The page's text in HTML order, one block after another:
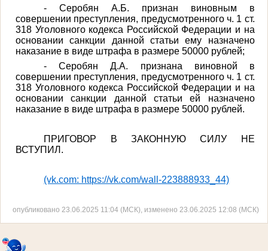
- Серобян А.Б. признан виновным в
совершении преступления, предусмотренного ч. 1 ст.
318 Уголовного кодекса Российской Федерации и на
основании санкции данной статьи ему назначено
наказание в виде штрафа в размере 50000 рублей;
- Серобян Д.А. признана виновной в
совершении преступления, предусмотренного ч. 1 ст.
318 Уголовного кодекса Российской Федерации и на
основании санкции данной статьи ей назначено
наказание в виде штрафа в размере 50000 рублей.
ПРИГОВОР В ЗАКОННУЮ СИЛУ НЕ
ВСТУПИЛ.
(vk.com: https://vk.com/wall-223888933_44)
опубликовано 23.06.2025 11:04 (МСК), изменено 23.06.2025 12:08 (МСК)